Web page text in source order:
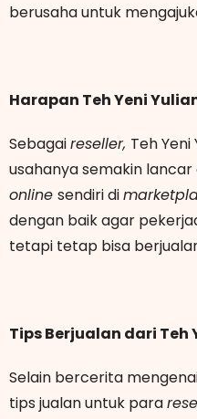
berusaha untuk
Harapan Teh Yeni
Sebagaireseller, Teh
usahanya semakin
online sendiri di
dengan baik agar
tetapi tetap bisa
Tips Berjualan dari Teh
Selain bercerita
tips jualan untuk para